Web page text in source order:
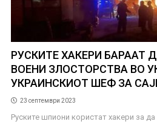
РУСКИТЕ ХАКЕРИ БАРААТ
ВОЕНИ ЗЛОСТОРСТВА ВО
УКРАИНСКИОТ ШЕФ ЗА
23 септември 2023
Руските шпиони користат хакери за да